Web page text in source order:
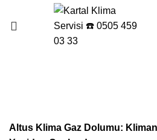
Altus Klima Gaz Dolumu: